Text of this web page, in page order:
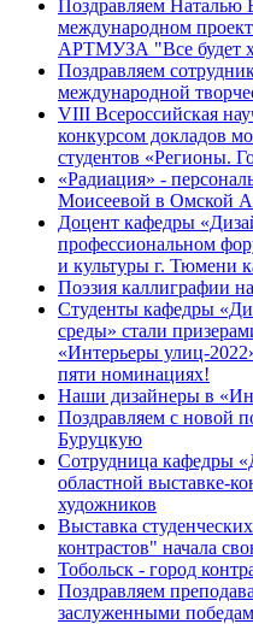
Поздравляем Наталью
международном
АРТМУЗА "Все будет
Поздравляем
международной
VIII Всероссийская
конкурсом докладов
студентов «Регионы.
«Радиация» -
Моисеевой в Омской
Доцент кафедры
профессиональном
и культуры г. Тюмени
Поэзия каллиграфии
Студенты кафедры
среды» стали
«Интерьеры улиц-
пяти номинациях!
Наши дизайнеры в
Поздравляем с новой
Буруцкую
Сотрудница кафедры
областной выставке-
художников
Выставка
контрастов" начала
Тобольск - город
Поздравляем
заслуженными